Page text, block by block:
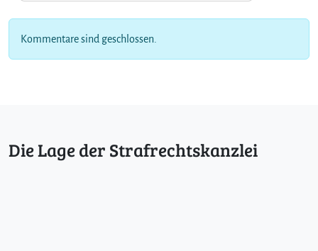
Kommentare sind geschlossen.
Die Lage der Strafrechtskanzlei